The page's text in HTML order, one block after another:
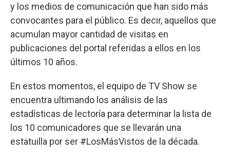
y los medios de comunicación que han sido más
convocantes para el público. Es decir, aquellos que
acumulan mayor cantidad de visitas en
publicaciones del portal referidas a ellos en los
últimos 10 años.
En estos momentos, el equipo de TV Show se
encuentra ultimando los análisis de las
estadísticas de lectoría para determinar la lista de
los 10 comunicadores que se llevarán una
estatuilla por ser #LosMásVistos de la década.